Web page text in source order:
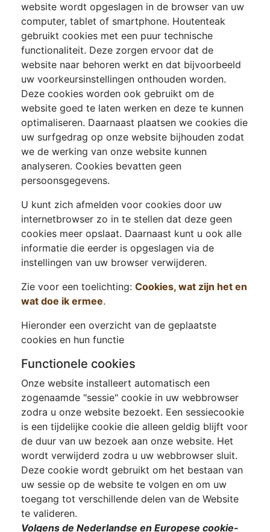
website wordt opgeslagen in de browser van uw
computer, tablet of smartphone. Houtenteak
gebruikt cookies met een puur technische
functionaliteit. Deze zorgen ervoor dat de
website naar behoren werkt en dat bijvoorbeeld
uw voorkeursinstellingen onthouden worden.
Deze cookies worden ook gebruikt om de
website goed te laten werken en deze te kunnen
optimaliseren. Daarnaast plaatsen we cookies die
uw surfgedrag op onze website bijhouden zodat
we de werking van onze website kunnen
analyseren. Cookies bevatten geen
persoonsgegevens.
U kunt zich afmelden voor cookies door uw
internetbrowser zo in te stellen dat deze geen
cookies meer opslaat. Daarnaast kunt u ook alle
informatie die eerder is opgeslagen via de
instellingen van uw browser verwijderen.
Zie voor een toelichting: Cookies, wat zijn het en
wat doe ik ermee.
Hieronder een overzicht van de geplaatste
cookies en hun functie
Functionele cookies
Onze website installeert automatisch een
zogenaamde "sessie" cookie in uw webbrowser
zodra u onze website bezoekt. Een sessiecookie
is een tijdelijke cookie die alleen geldig blijft voor
de duur van uw bezoek aan onze website. Het
wordt verwijderd zodra u uw webbrowser sluit.
Deze cookie wordt gebruikt om het bestaan van
uw sessie op de website te volgen en om uw
toegang tot verschillende delen van de Website
te valideren.
Volgens de Nederlandse en Europese cookie-